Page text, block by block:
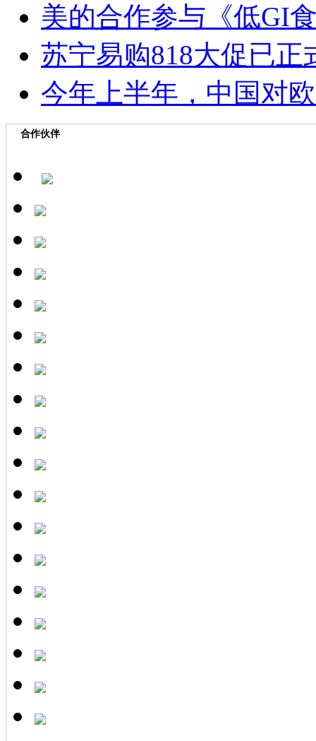
美的合作参与《低GI
苏宁易购818大促已
今年上半年，中国对
合作伙伴